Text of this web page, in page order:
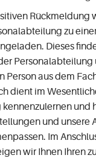
Rückmeldung
zu
Dieses
Personalabteilung
Person aus dem
dient im
und
und unsere
Im
wir Ihnen Ihren